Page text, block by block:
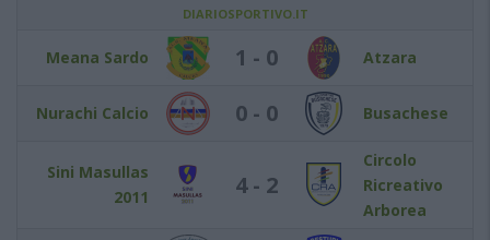
DIARIOSPORTIVO.IT
Meana Sardo 1 - 0 Atzara
Nurachi Calcio 0 - 0 Busachese
Sini Masullas
2011
4 - 2
Circolo
Ricreativo
Arborea